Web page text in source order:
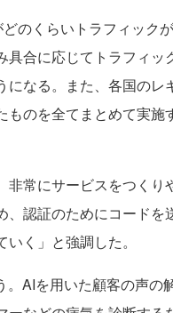
のくらいトラフィック
合に応じてトラフィッ
なる。また、各国のレ
のを全てまとめて実施
常にサービスをつくり
認証のためにコードを
く」と強調した。
AIを用いた顧客の声の